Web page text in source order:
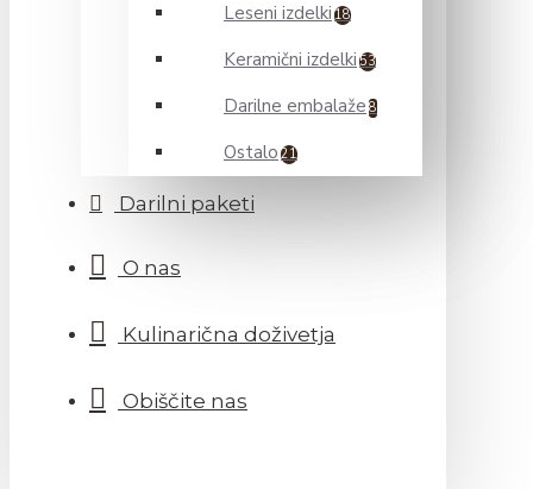
Leseni izdelki 18
Keramični izdelki 53
Darilne embalaže 8
Ostalo 21
Darilni paketi
O nas
Kulinarična doživetja
Obiščite nas